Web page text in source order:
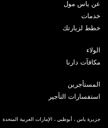
عن ياس مول
خدمات
خطط لزيارتك
الولاء
مكافآت دارنا
المستأجرين
استفسارات التأجير
جزيرة ياس ، أبوظبي ، الإمارات العربية المتحدة